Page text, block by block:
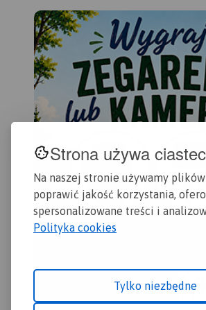
Strona używa
Na naszej stronie używamy
poprawić jakość korzystania,
spersonalizowane treści i
Polityka cookies
Tylko niezbędne
podkarpackich miejscowości.